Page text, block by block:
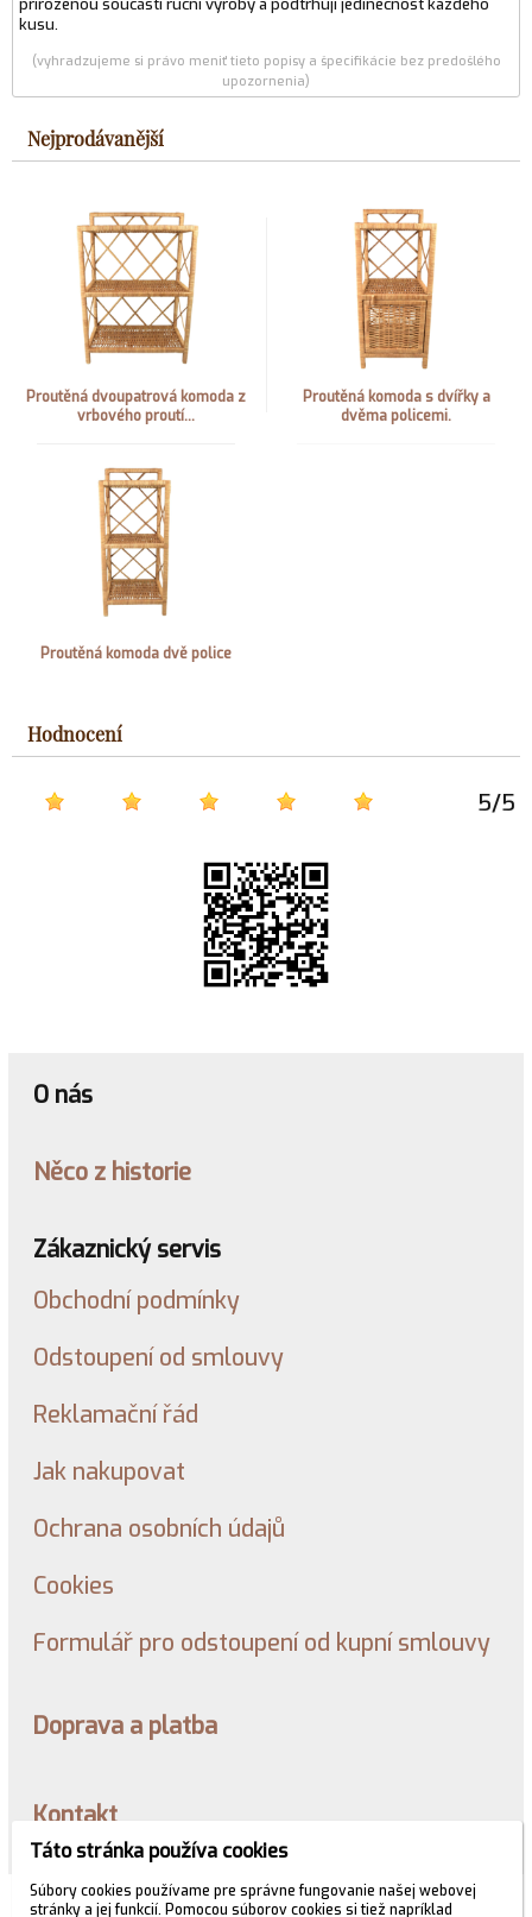
Hodnocení
5/5
přirozenou součástí ruční výroby a podtrhují jedinečnost každého
kusu.
(vyhradzujeme si právo meniť tieto popisy a špecifikácie bez predošlého
upozornenia)
Nejprodávanější
Proutěná dvoupatrová komoda z
vrbového proutí...
Proutěná komoda s dvířky a
dvěma policemi.
Proutěná komoda dvě police
O nás
Něco z historie
Zákaznický servis
Obchodní podmínky
Odstoupení od smlouvy
Reklamační řád
Jak nakupovat
Ochrana osobních údajů
Cookies
Formulář pro odstoupení od kupní smlouvy
Doprava a platba
Kontakt
© 2026 WEXBO |www.wexbo.com|Prihlásiť
Táto stránka používa cookies
Súbory cookies používame pre správne fungovanie našej webovej
stránky a jej funkcií. Pomocou súborov cookies si tiež napríklad